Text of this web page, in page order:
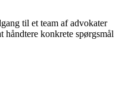
til et team af advokater
konkrete spørgsmål